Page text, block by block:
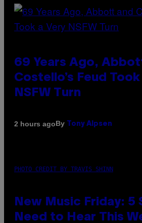
69 Years Ago,
Costello’s Feud
NSFW Turn
2 hours agoBy Tony Alpsen
PHOTO CREDIT BY TRAVIS SHINN
New Music Friday: 5
Need to Hear This